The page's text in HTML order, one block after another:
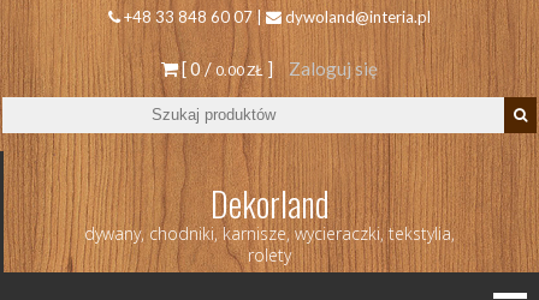
+48 33 848 60 07 | dywoland@interia.pl
[ 0 /0.00 ZŁ ] Zaloguj się
Dekorland
dywany, chodniki, karnisze, wycieraczki, tekstylia,
rolety